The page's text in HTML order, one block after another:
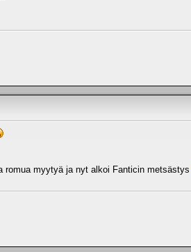
romua myytyä ja nyt alkoi Fanticin metsästys